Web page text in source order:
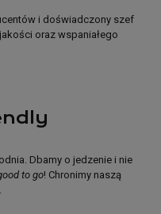
i doświadczony szef
oraz wspaniałego
Dbamy o jedzenie i nie
to go! Chronimy naszą